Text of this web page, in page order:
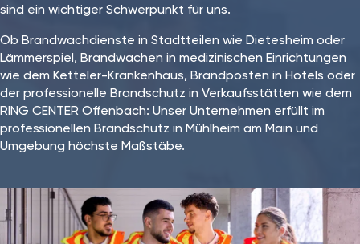
sind ein wichtiger Schwerpunkt für uns.
Ob Brandwachdienste in Stadtteilen wie Dietesheim oder
Lämmerspiel, Brandwachen in medizinischen Einrichtungen
wie dem Ketteler-Krankenhaus, Brandposten in Hotels oder
der professionelle Brandschutz in Verkaufsstätten wie dem
RING CENTER Offenbach: Unser Unternehmen erfüllt im
professionellen Brandschutz in Mühlheim am Main und
Umgebung höchste Maßstäbe.